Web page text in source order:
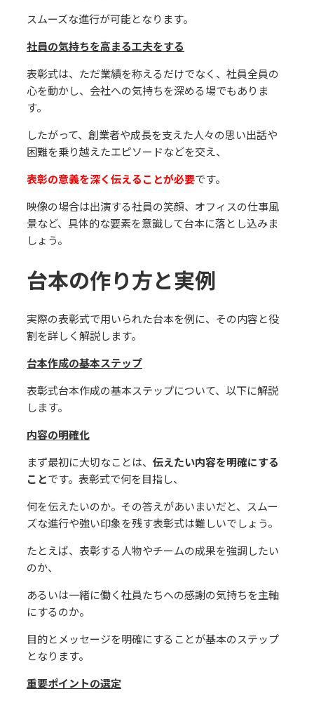
スムーズな進⾏が可能となります。
社員の気持ちを⾼まる⼯夫をする
表彰式は、ただ業績を称えるだけでなく、社員全員の
⼼を動かし、会社への気持ちを深める場でもありま
す。
したがって、創業者や成⻑を⽀えた⼈々の思い出話や
困難を乗り越えたエピソードなどを交え、
表彰の意義を深く伝えることが必要です。
映像の場合は出演する社員の笑顔、オフィスの仕事⾵
景など、具体的な要素を意識して台本に落とし込みま
しょう。
台本の作り⽅と実例
実際の表彰式で⽤いられた台本を例に、その内容と役
割を詳しく解説します。
台本作成の基本ステップ
表彰式台本作成の基本ステップについて、以下に解説
します。
内容の明確化
まず最初に⼤切なことは、 伝えたい内容を明確にする
ことです。表彰式で何を⽬指し、
何を伝えたいのか。その答えがあいまいだと、スムー
ズな進⾏や強い印象を残す表彰式は難しいでしょう。
たとえば、表彰する⼈物やチームの成果を強調したい
のか、
あるいは⼀緒に働く社員たちへの感謝の気持ちを主軸
にするのか。
⽬的とメッセージを明確にすることが基本のステップ
となります。
重要ポイントの選定